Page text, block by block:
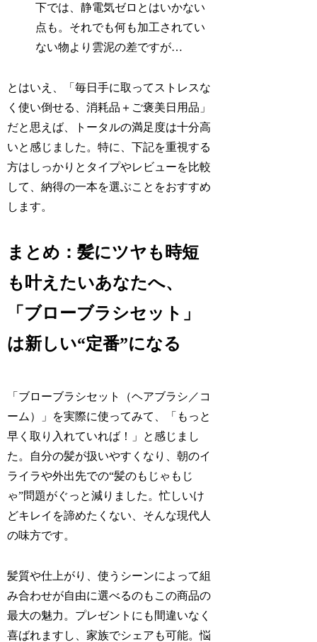
下では、静電気ゼロとはいかない
点も。それでも何も加工されてい
ない物より雲泥の差ですが…
とはいえ、「毎日手に取ってストレスな
く使い倒せる、消耗品＋ご褒美日用品」
だと思えば、トータルの満足度は十分高
いと感じました。特に、下記を重視する
方はしっかりとタイプやレビューを比較
して、納得の一本を選ぶことをおすすめ
します。
まとめ：髪にツヤも時短
も叶えたいあなたへ、
「ブローブラシセット」
は新しい“定番”になる
「ブローブラシセット（ヘアブラシ／コ
ーム）」を実際に使ってみて、「もっと
早く取り入れていれば！」と感じまし
た。自分の髪が扱いやすくなり、朝のイ
ライラや外出先での“髪のもじゃもじ
ゃ”問題がぐっと減りました。忙しいけ
どキレイを諦めたくない、そんな現代人
の味方です。
髪質や仕上がり、使うシーンによって組
み合わせが自由に選べるのもこの商品の
最大の魅力。プレゼントにも間違いなく
喜ばれますし、家族でシェアも可能。悩